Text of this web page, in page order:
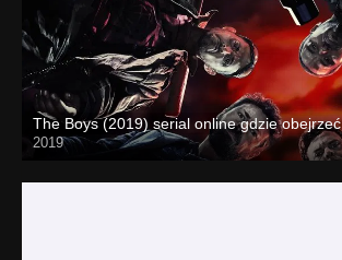
The Boys (2019) serial online gdzie obejrzeć
2019